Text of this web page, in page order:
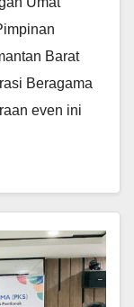
Barat
Beragama
even ini